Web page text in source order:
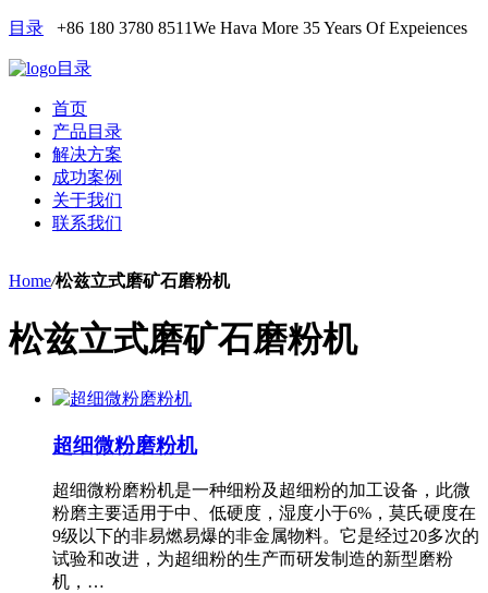
目录 +86 180 3780 8511We Hava More 35 Years Of Expeiences
目录
首页
产品目录
解决方案
成功案例
关于我们
联系我们
Home/松兹立式磨矿石磨粉机
松兹立式磨矿石磨粉机
超细微粉磨粉机
超细微粉磨粉机是一种细粉及超细粉的加工设备，此微
粉磨主要适用于中、低硬度，湿度小于6%，莫氏硬度在
9级以下的非易燃易爆的非金属物料。它是经过20多次的
试验和改进，为超细粉的生产而研发制造的新型磨粉
机，…